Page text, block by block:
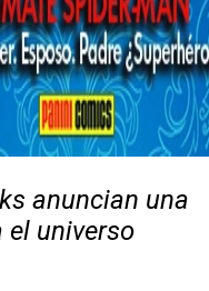
anuncian una
el universo